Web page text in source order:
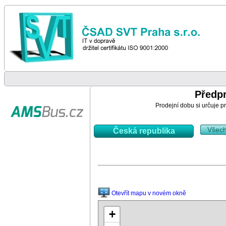
Prodejní dobu si určuje
Česká republika
Otevřít mapu v novém okně
+